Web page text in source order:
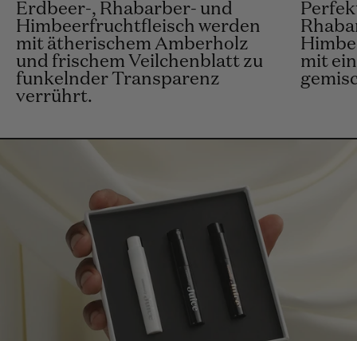
Erdbeer-, Rhabarber- und
Himbeerfruchtfleisch werden
mit ätherischem Amberholz
und frischem Veilchenblatt zu
funkelnder Transparenz
verrührt.
mit